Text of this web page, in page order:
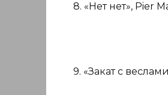
8. «Нет нет», Pier
9. «Закат с